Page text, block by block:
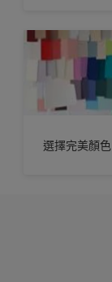
選擇完美顏色